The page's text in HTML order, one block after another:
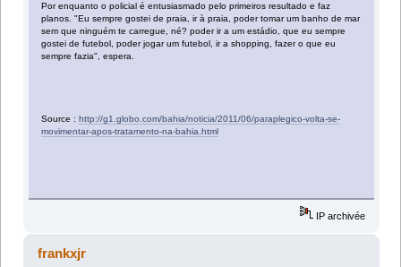
Por enquanto o policial é entusiasmado pelo primeiros resultado e faz
planos. "Eu sempre gostei de praia, ir à praia, poder tomar um banho de mar
sem que ninguém te carregue, né? poder ir a um estádio, que eu sempre
gostei de futebol, poder jogar um futebol, ir a shopping, fazer o que eu
sempre fazia", espera.
Source :http://g1.globo.com/bahia/noticia/2011/06/paraplegico-volta-se-
movimentar-apos-tratamento-na-bahia.html
IP archivée
frankxjr